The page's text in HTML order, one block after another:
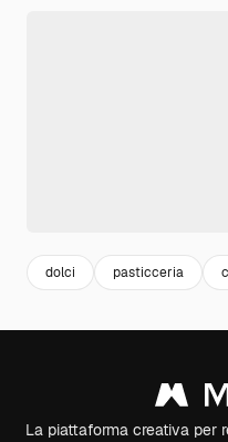
dolci pasticceria
La piattaforma creativa per